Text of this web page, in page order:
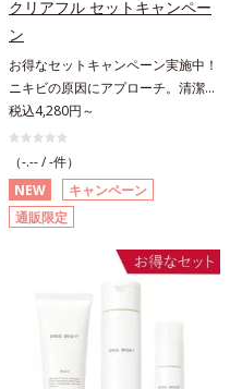
成分「MCアクティベーター
(*5)」。肌のうるおいを引き出し・
高めて、ハリ感あふれる肌へと導き
ます。うるおいに満ちたゆらがない
肌をご体感いただくために設計され
た3ステップで、いつも力強く美し
くあり続けるあなたを応援します。
*1 肌にうるおいが満ち、維持され
ている状態*2 年齢に応じたお手入
れのこと*3 デクスパンテノール
W*4 2022年5月 Mintel社データベ
ース及び先行技術調査による当社調
にうるおいを与え、うるおいに満ち
たハリツヤ肌へ導く保湿成分
クリアフル セットキャンペー
ン
お得なセットキャンペーン実施中！
ニキビの原因にアプローチ。清潔な
垢抜け肌(*1)へ。「ニキビをくり返
してしまう」「毛穴目立ち(*2)が気
になる」「マスク生活であごや口ま
わりのニキビが気になる」というお
悩みに。くり返しニキビの根本原因
「肌のバリア機能の低下」と、肌悩
み「毛穴の目立ち」の両方にWでア
プローチする、薬用ニキビ対策スキ
物由来成分とコラーゲンが肌をいた
わりながらうるおいを与え、バリア
機能を維持。ニキビができにくい肌
を目指します。さらにビタミンC誘
税込4,280円～
（-.-- / -件）
NEW
キャンペーン
通販限定